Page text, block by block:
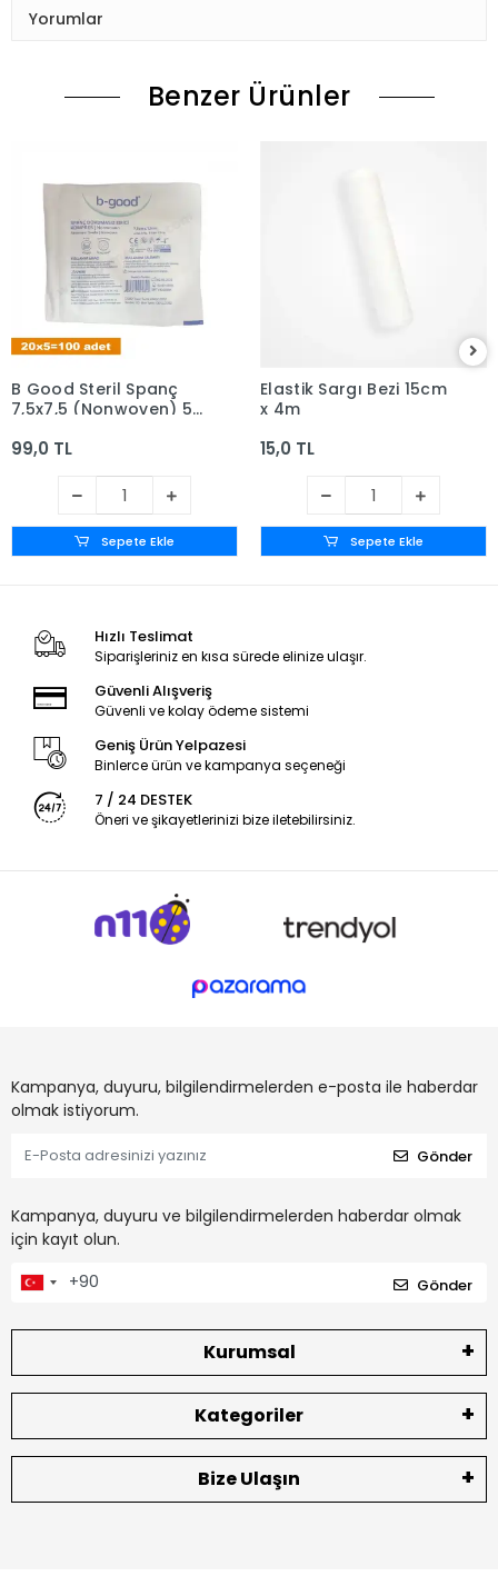
Yorumlar
Benzer Ürünler
B Good Steril Spanç
7,5x7,5 (Nonwoven) 5'li
99,0 TL
Sepete Ekle
Elastik Sargı Bezi 15cm
x 4m
15,0 TL
Sepete Ekle
Hızlı Teslimat
Siparişleriniz en kısa sürede elinize ulaşır.
Güvenli Alışveriş
Güvenli ve kolay ödeme sistemi
Geniş Ürün Yelpazesi
Binlerce ürün ve kampanya seçeneği
7 / 24 DESTEK
Öneri ve şikayetlerinizi bize iletebilirsiniz.
Kampanya, duyuru, bilgilendirmelerden e-posta ile haberdar
olmak istiyorum.
Gönder
Kampanya, duyuru ve bilgilendirmelerden haberdar olmak
için kayıt olun.
Gönder
Kurumsal
Kategoriler
Bize Ulaşın